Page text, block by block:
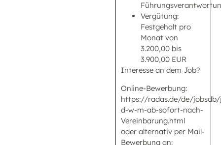
Vergütung:
Festgehalt pro
Monat von
3.200,00 bis
3.900,00 EUR
Interesse an dem Job?
Online-Bewerbung:
https://radas.de/de/
d-w-m-ab-sofort-nach-
Vereinbarung.html
oder alternativ per Mail-
Bewerbung an: